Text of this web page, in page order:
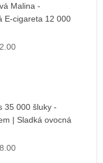
Malina -
E-cigareta 12 000
Bobulová Příchuť
35 000 šluky -
| Sladká ovocná